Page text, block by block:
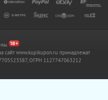
сайт www.kupikupon.ru принадлежат
ОГРН 1127747063212